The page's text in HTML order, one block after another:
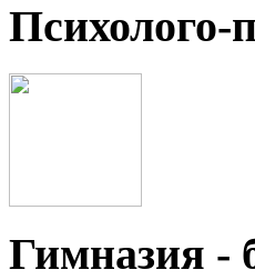
Психолого-
Гимназия